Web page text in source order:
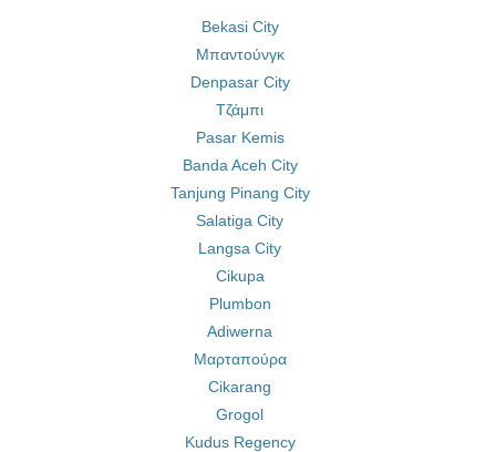
Bekasi City
Μπαντούνγκ
Denpasar City
Τζάμπι
Pasar Kemis
Banda Aceh City
Tanjung Pinang City
Salatiga City
Langsa City
Cikupa
Plumbon
Adiwerna
Μαρταπούρα
Cikarang
Grogol
Kudus Regency